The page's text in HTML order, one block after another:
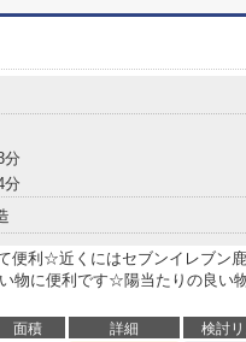
分
分
便利☆近くにはセブンイレブン
物に便利です☆陽当たりの良い
面積 詳細
検討リ